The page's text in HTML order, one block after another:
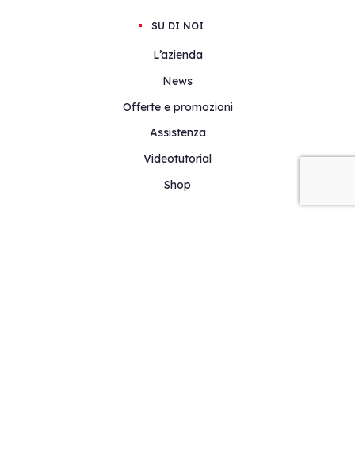
SU DI NOI
L’azienda
News
Offerte e promozioni
Assistenza
Videotutorial
Shop